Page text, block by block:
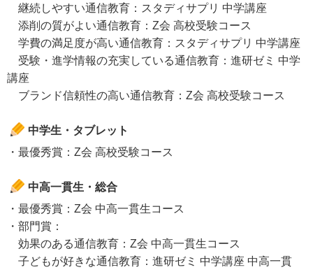
継続しやすい通信教育：スタディサプリ 中学講座
添削の質がよい通信教育：Z会 高校受験コース
学費の満足度が高い通信教育：スタディサプリ 中学講座
受験・進学情報の充実している通信教育：進研ゼミ 中学
講座
ブランド信頼性の高い通信教育：Z会 高校受験コース
中学生・タブレット
・最優秀賞：Z会 高校受験コース
中高一貫生・総合
・最優秀賞：Z会 中高一貫生コース
・部門賞：
効果のある通信教育：Z会 中高一貫生コース
子どもが好きな通信教育：進研ゼミ 中学講座 中高一貫